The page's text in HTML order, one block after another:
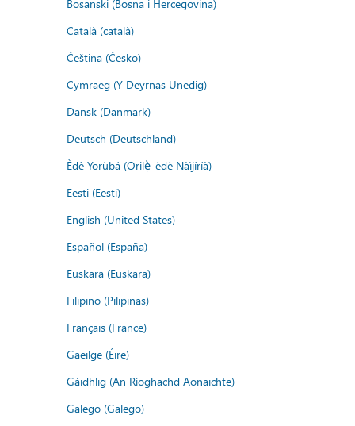
Bosanski (Bosna i Hercegovina)
Català (català)
Čeština (Česko)
Cymraeg (Y Deyrnas Unedig)
Dansk (Danmark)
Deutsch (Deutschland)
Èdè Yorùbá (Orilẹ̀-èdè Nàìjíríà)
Eesti (Eesti)
English (United States)
Español (España)
Euskara (Euskara)
Filipino (Pilipinas)
Français (France)
Gaeilge (Éire)
Gàidhlig (An Rìoghachd Aonaichte)
Galego (Galego)